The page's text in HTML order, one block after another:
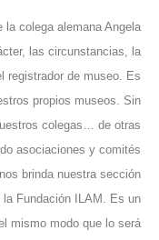
la colega alemana Angela
las circunstancias, la
registrador de museo. Es
propios museos. Sin
colegas… de otras
asociaciones y comités
brinda nuestra sección
Fundación ILAM. Es un
mismo modo que lo será